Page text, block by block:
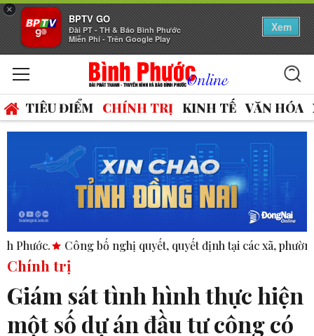
×
BPTV GO
Đài PT - TH & Báo Bình Phước
Miễn Phí - Trên Google Play
Xem
TIÊU ĐIỂM CHÍNH TRỊ KINH TẾ VĂN HÓA
nghị quyết, quyết định tại các xã, phường. ASEAN thúc
Chính trị
Giám sát tình hình thực hiện
một số dự án đầu tư công có